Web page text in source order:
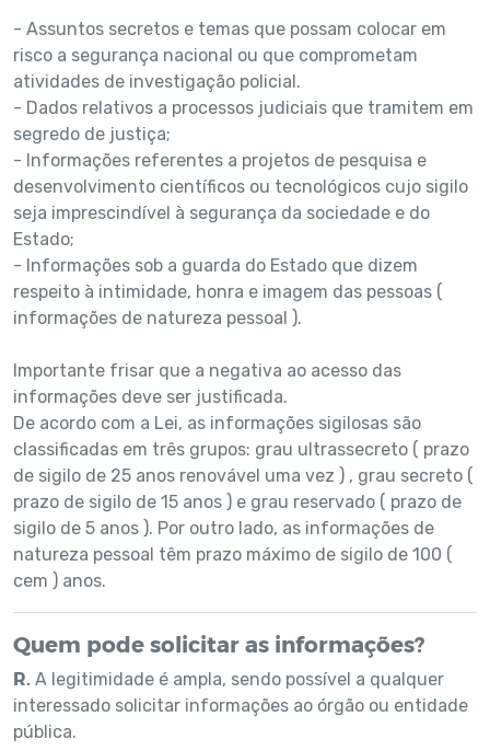
- Assuntos secretos e temas que possam colocar em
risco a segurança nacional ou que comprometam
atividades de investigação policial.
- Dados relativos a processos judiciais que tramitem em
segredo de justiça;
- Informações referentes a projetos de pesquisa e
desenvolvimento científicos ou tecnológicos cujo sigilo
seja imprescindível à segurança da sociedade e do
Estado;
- Informações sob a guarda do Estado que dizem
respeito à intimidade, honra e imagem das pessoas (
informações de natureza pessoal ).
Importante frisar que a negativa ao acesso das
informações deve ser justificada.
De acordo com a Lei, as informações sigilosas são
classificadas em três grupos: grau ultrassecreto ( prazo
de sigilo de 25 anos renovável uma vez ) , grau secreto (
prazo de sigilo de 15 anos ) e grau reservado ( prazo de
sigilo de 5 anos ). Por outro lado, as informações de
natureza pessoal têm prazo máximo de sigilo de 100 (
cem ) anos.
Quem pode solicitar as informações?
R. A legitimidade é ampla, sendo possível a qualquer
interessado solicitar informações ao órgão ou entidade
pública.